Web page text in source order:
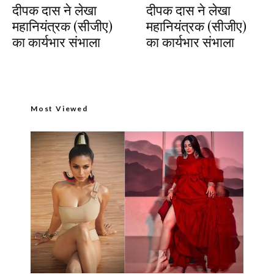
दीपक दास ने लेखा
महानियंत्रक (सीजीए)
का कार्यभार संभाला
दीपक दास ने लेखा
महानियंत्रक (सीजीए)
का कार्यभार संभाला
Most Viewed